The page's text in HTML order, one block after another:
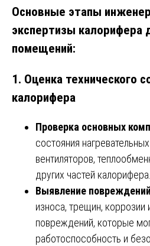
Основные этапы
экспертизы калорифера
помещений:
1. Оценка технического
калорифера
Проверка основных
состояния
вентиляторов,
других частей калорифера.
Выявление
износа, трещин, коррозии
повреждений, которые
работоспособность и